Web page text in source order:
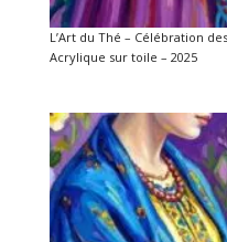
L’Art du Thé – Célébration
Acrylique sur toile – 2025